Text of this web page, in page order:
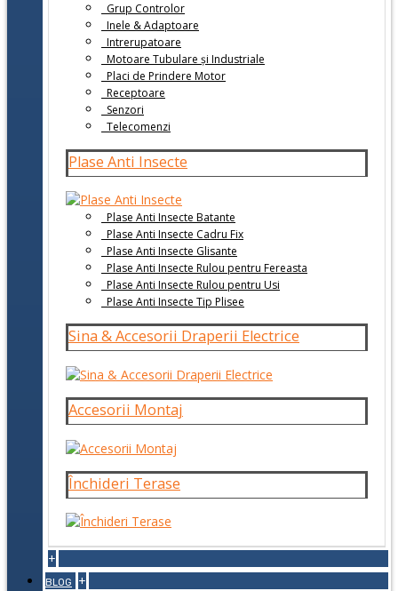
Grup Controlor
Inele & Adaptoare
Intrerupatoare
Motoare Tubulare și Industriale
Placi de Prindere Motor
Receptoare
Senzori
Telecomenzi
Plase Anti Insecte
Plase Anti Insecte Batante
Plase Anti Insecte Cadru Fix
Plase Anti Insecte Glisante
Plase Anti Insecte Rulou pentru Fereasta
Plase Anti Insecte Rulou pentru Usi
Plase Anti Insecte Tip Plisee
Sina & Accesorii Draperii Electrice
Accesorii Montaj
Închideri Terase
+
BLOG +